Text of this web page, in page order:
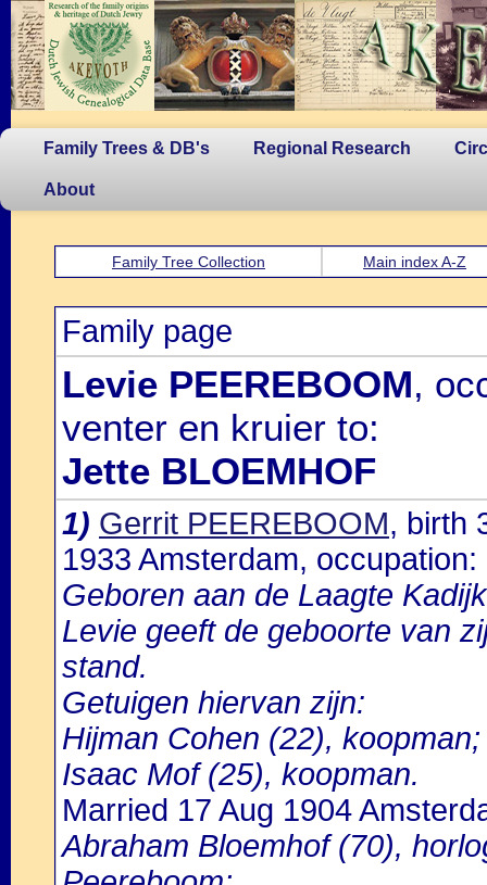
Family Trees & DB's Regional Research
About
Family Tree Collection Main index A-Z
Family page
Levie PEEREBOOM,
venter en kruier to:
Jette BLOEMHOF
1) Gerrit PEEREBOOM, birth
1933 Amsterdam,
Geboren aan de Laagte
Levie geeft de geboorte van
stand.
Getuigen hiervan zijn:
Hijman Cohen (22), koopman;
Isaac Mof (25), koopman.
Married 17 Aug 1904
Abraham Bloemhof (70),